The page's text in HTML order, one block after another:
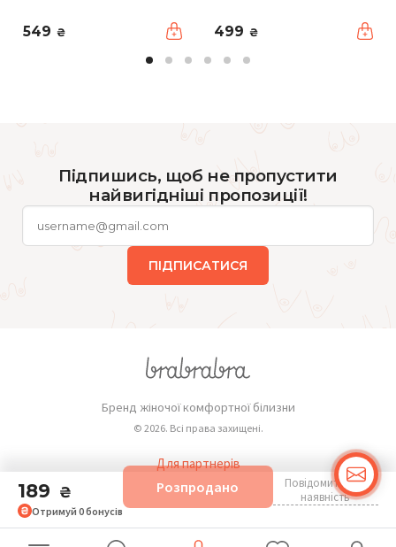
189 ₴
Отримуй 0бонусів
Розпродано
Повідомити про
наявність
549 ₴ 499 ₴
Підпишись, щоб не пропустити
найвигідніші пропозиції!
ПІДПИСАТИСЯ
Бренд жіночої комфортної білизни
© 2026. Всі права захищені.
Для партнерів
Публічна оферта